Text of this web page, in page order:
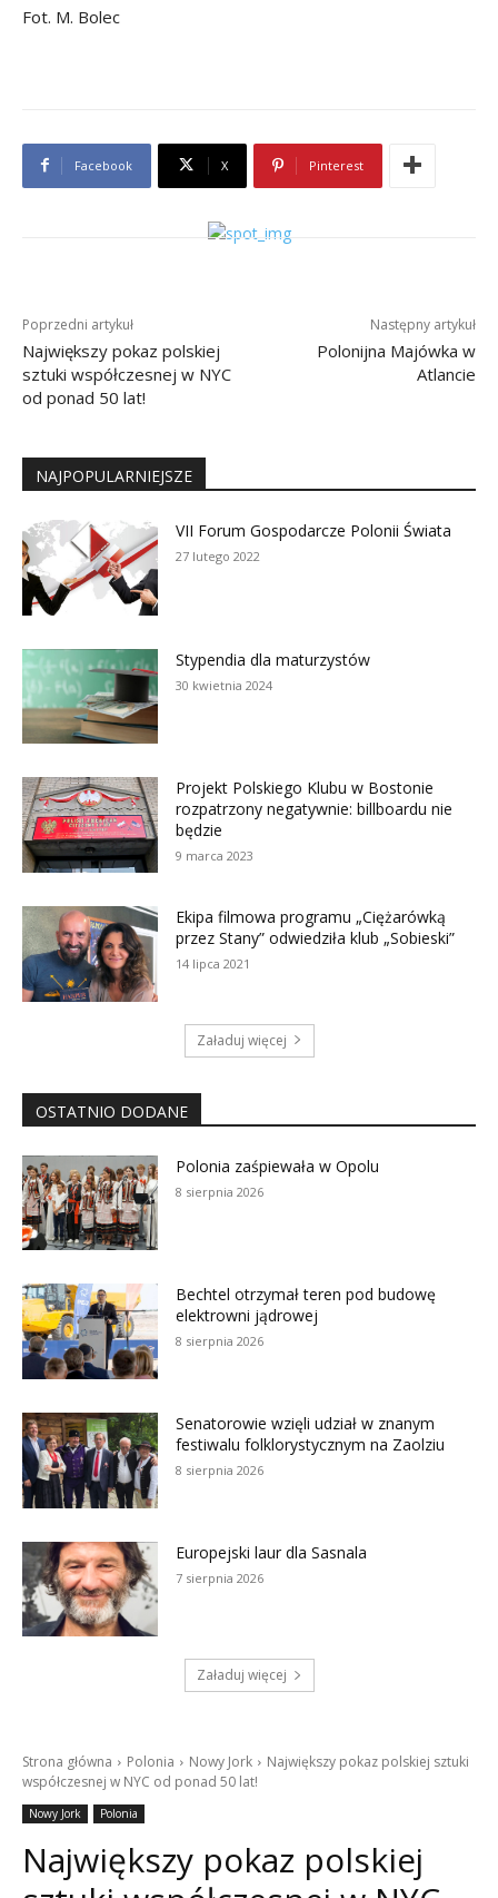
Fot. M. Bolec
Facebook X Pinterest
Poprzedni artykuł
Największy pokaz polskiej
sztuki współczesnej w NYC
od ponad 50 lat!
Następny artykuł
Polonijna Majówka w
Atlancie
NAJPOPULARNIEJSZE
VII Forum Gospodarcze Polonii Świata
27 lutego 2022
Stypendia dla maturzystów
30 kwietnia 2024
Projekt Polskiego Klubu w Bostonie
rozpatrzony negatywnie: billboardu nie
będzie
9 marca 2023
Ekipa filmowa programu „Ciężarówką
przez Stany” odwiedziła klub „Sobieski”
14 lipca 2021
Załaduj więcej
OSTATNIO DODANE
Polonia zaśpiewała w Opolu
8 sierpnia 2026
Bechtel otrzymał teren pod budowę
elektrowni jądrowej
8 sierpnia 2026
Senatorowie wzięli udział w znanym
festiwalu folklorystycznym na Zaolziu
8 sierpnia 2026
Europejski laur dla Sasnala
7 sierpnia 2026
Załaduj więcej